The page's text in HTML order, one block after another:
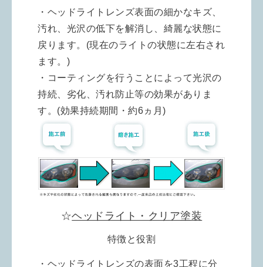
・ヘッドライトレンズ表面の細かなキズ、
汚れ、光沢の低下を解消し、綺麗な状態に
戻ります。(現在のライトの状態に左右され
ます。)
・コーティングを行うことによって光沢の
持続、劣化、汚れ防止等の効果がありま
す。(効果持続期間・約6ヵ月)
☆ヘッドライト・クリア塗装
特徴と役割
・ヘッドライトレンズの表面を3工程に分